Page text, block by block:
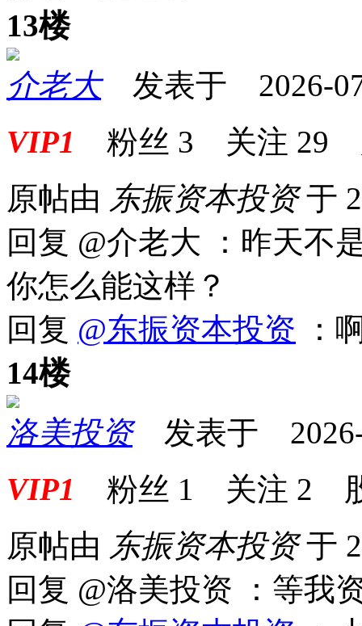
13楼
介老大发表于 2026-
VIP1 粉丝 3 关注 29
原帖由 东振资本投资于
回复 @介老大 ：昨天不
你怎么能这样？
回复 @东振资本投资 ：
14楼
洛美投资发表于 2026-
VIP1 粉丝 1 关注 2
原帖由 东振资本投资于
回复 @洛美投资 ：等我